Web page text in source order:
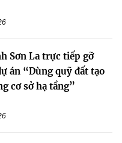
Sơn La trực tiếp gỡ
án “Dùng quỹ đất tạo
cơ sở hạ tầng”